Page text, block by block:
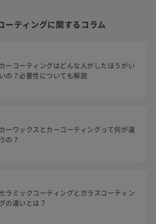
ーティングに関するコラム
カーコーティングはどんな人がしたほうがい
いの？必要性についても解説
カーワックスとカーコーティングって何が違
うの？
セラミックコーティングとガラスコーティン
グの違いとは？